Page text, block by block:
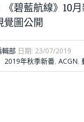
《碧藍航線》10
覺圖公開
輯部 日期: 23/07/2019
2019年秋季新番, ACGN,